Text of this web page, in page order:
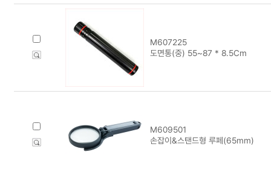
M607225
도면통(중) 55~87 * 8.5Cm
M609501
손잡이&스탠드형 루페(65mm)